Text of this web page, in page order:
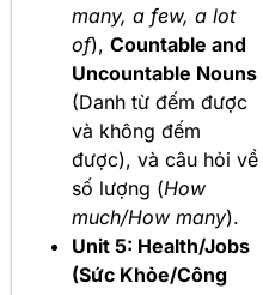
many, a few, a lot
of), Countable and
Uncountable Nouns
(Danh từ đếm được
và không đếm
được), và câu hỏi về
số lượng (How
much/How many).
Unit 5: Health/Jobs
(Sức Khỏe/Công